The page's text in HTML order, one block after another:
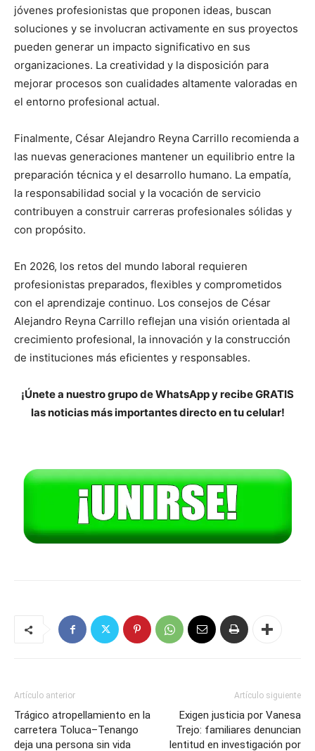
jóvenes profesionistas que proponen ideas, buscan
soluciones y se involucran activamente en sus proyectos
pueden generar un impacto significativo en sus
organizaciones. La creatividad y la disposición para
mejorar procesos son cualidades altamente valoradas en
el entorno profesional actual.
Finalmente, César Alejandro Reyna Carrillo recomienda a
las nuevas generaciones mantener un equilibrio entre la
preparación técnica y el desarrollo humano. La empatía,
la responsabilidad social y la vocación de servicio
contribuyen a construir carreras profesionales sólidas y
con propósito.
En 2026, los retos del mundo laboral requieren
profesionistas preparados, flexibles y comprometidos
con el aprendizaje continuo. Los consejos de César
Alejandro Reyna Carrillo reflejan una visión orientada al
crecimiento profesional, la innovación y la construcción
de instituciones más eficientes y responsables.
¡Únete a nuestro grupo de WhatsApp y recibe GRATIS
las noticias más importantes directo en tu celular!
Artículo anterior
Trágico atropellamiento en la
carretera Toluca–Tenango
deja una persona sin vida
Artículo siguiente
Exigen justicia por Vanesa
Trejo: familiares denuncian
lentitud en investigación por